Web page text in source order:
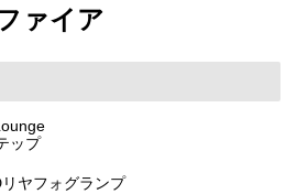
ァイア
ップ
リヤフォグランプ